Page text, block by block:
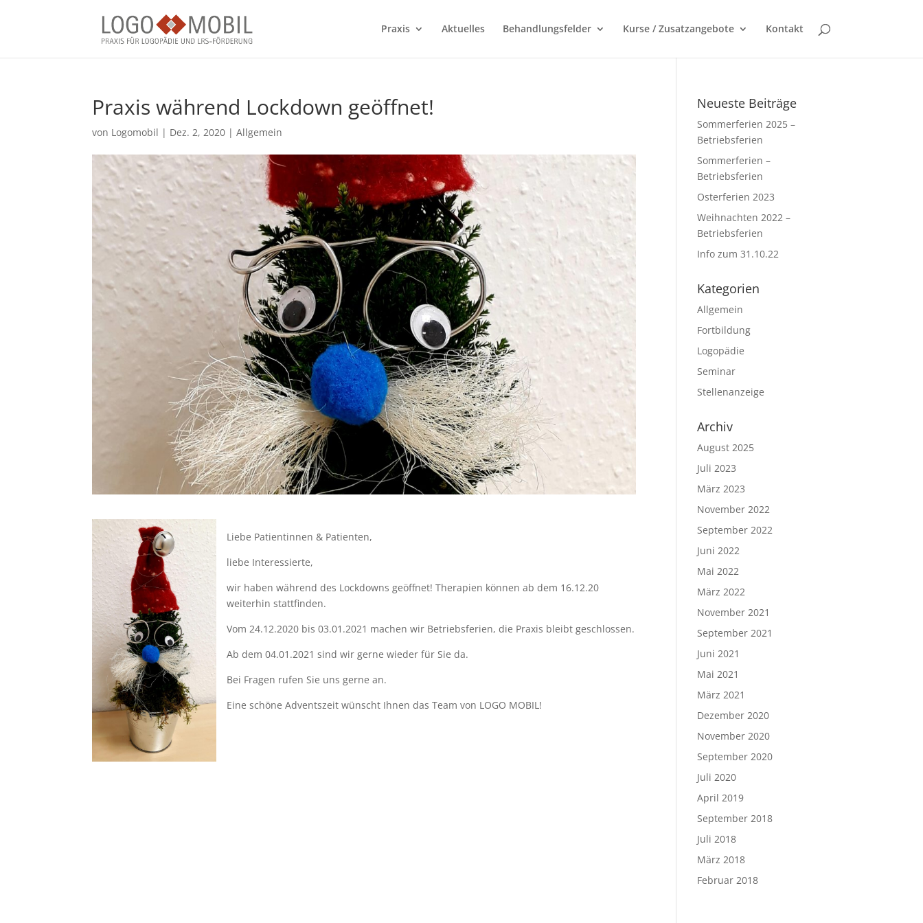
Praxis Aktuelles Behandlungsfelder Kurse / Zusatzangebote Kontakt
Praxis während Lockdown geöffnet!
von Logomobil | Dez. 2, 2020 |Allgemein
Liebe Patientinnen & Patienten,
liebe Interessierte,
wir haben während des Lockdowns geöffnet! Therapien können ab dem 16.12.20
weiterhin stattfinden.
Vom 24.12.2020 bis 03.01.2021 machen wir Betriebsferien, die Praxis bleibt geschlossen.
Ab dem 04.01.2021 sind wir gerne wieder für Sie da.
Bei Fragen rufen Sie uns gerne an.
Eine schöne Adventszeit wünscht Ihnen das Team von LOGO MOBIL!
Neueste Beiträge
Sommerferien 2025 –
Betriebsferien
Sommerferien –
Betriebsferien
Osterferien 2023
Weihnachten 2022 –
Betriebsferien
Info zum 31.10.22
Kategorien
Allgemein
Fortbildung
Logopädie
Seminar
Stellenanzeige
Archiv
August 2025
Juli 2023
März 2023
November 2022
September 2022
Juni 2022
Mai 2022
März 2022
November 2021
September 2021
Juni 2021
Mai 2021
März 2021
Dezember 2020
November 2020
September 2020
Juli 2020
April 2019
September 2018
Juli 2018
März 2018
Februar 2018